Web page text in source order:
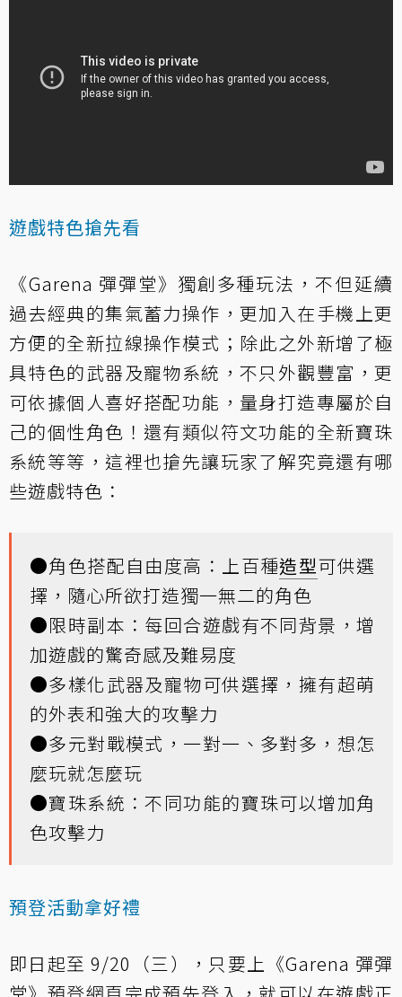
遊戲特色搶先看
《Garena 彈彈堂》獨創多種玩法，不但延續
過去經典的集氣蓄力操作，更加入在手機上更
方便的全新拉線操作模式；除此之外新增了極
具特色的武器及寵物系統，不只外觀豐富，更
可依據個人喜好搭配功能，量身打造專屬於自
己的個性角色！還有類似符文功能的全新寶珠
系統等等，這裡也搶先讓玩家了解究竟還有哪
些遊戲特色：
●角色搭配自由度高：上百種造型可供選
擇，隨心所欲打造獨一無二的角色
●限時副本：每回合遊戲有不同背景，增
加遊戲的驚奇感及難易度
●多樣化武器及寵物可供選擇，擁有超萌
的外表和強大的攻擊力
●多元對戰模式，一對一、多對多，想怎
麼玩就怎麼玩
●寶珠系統：不同功能的寶珠可以增加角
色攻擊力
預登活動拿好禮
即日起至 9/20（三），只要上 《Garena 彈彈